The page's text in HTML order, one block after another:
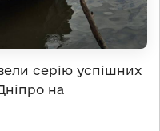
серію успішних
на